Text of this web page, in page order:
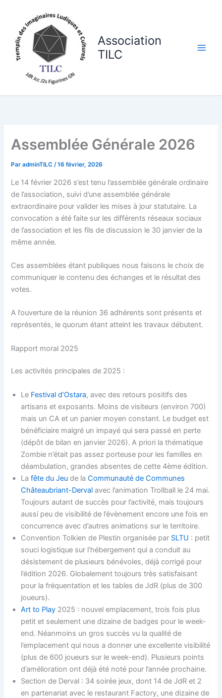
contenu
Association
TILC
Assemblée Générale 2026
ParadminTILC/16 février, 2026
Le 14 février 2026 s’est tenu l’assemblée générale ordinaire
de l’association, suivi d’une assemblée générale
extraordinaire pour valider les mises à jour statutaire. La
convocation a été faite sur les différents réseaux sociaux
de l’association et les fils de discussion le 30 janvier de la
même année.
Ces assemblées étant publiques nous faisons le choix de
communiquer le contenu des échanges et le résultat des
votes.
A l’ouverture de la réunion 36 adhérents sont présents et
représentés, le quorum étant atteint les travaux débutent.
Rapport moral 2025
Les activités principales de 2025 :
Le Festival d’Ostara, avec des retours positifs des
artisans et exposants. Moins de visiteurs (environ 700)
mais un CA et un panier moyen constant. Le budget est
bénéficiaire malgré un impayé qui sera passé en perte
(dépôt de bilan en janvier 2026). A priori la thématique
Zombie n’était pas assez porteuse pour les familles en
déambulation, grandes absentes de cette 4ème édition.
Lafête du Jeu de laCommunauté de Communes
Châteaubriant-Derval avec l’animation Trollball le 24 mai.
Toujours autant de succès pour l’activité, mais toujours
aussi peu de visibilité de l’évènement encore une fois en
concurrence avec d’autres animations sur le territoire.
Convention Tolkien de Plestin organisée par SLTU : petit
souci logistique sur l’hébergement qui a conduit au
désistement de plusieurs bénévoles, déjà corrigé pour
l’édition 2026. Globalement toujours très satisfaisant
pour la fréquentation et les tables de JdR (plus de 300
joueurs).
Art to Play 2025 : nouvel emplacement, trois fois plus
petit et seulement une dizaine de badges pour le week-
end. Néanmoins un gros succès vu la qualité de
l’emplacement qui nous a donner une excellente visibilité
(plus de 600 joueurs sur le week-end). Plusieurs points
d’amélioration ont déjà été noté pour l’année prochaine.
Section de Derval : 34 soirée jeux, dont 14 de JdR et 2
en partenariat avec le restaurant Factory, une dizaine de